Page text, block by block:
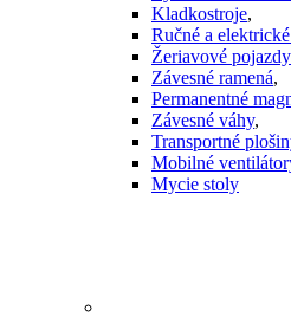
Kladkostroje,
Ručné a
Žeriavové
Závesné ramená,
Permanentné
Závesné váhy,
Transportné
Mobilné
Mycie stoly